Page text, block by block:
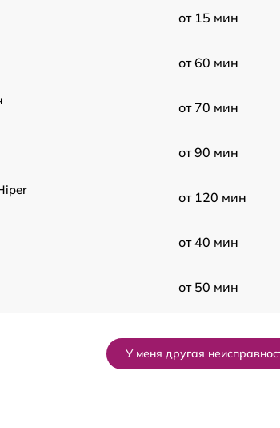
от 15 мин
от 60 мин
от 70 мин
от 90 мин
от 120 мин
от 40 мин
от 50 мин
У меня другая